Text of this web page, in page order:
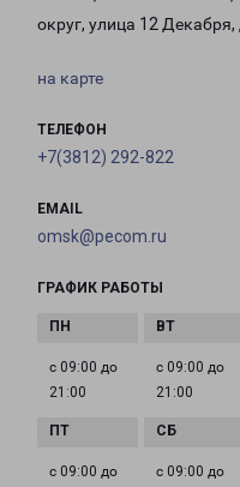
округ, улица 12 Декабря,
на карте
ТЕЛЕФОН
+7(3812) 292-822
EMAIL
omsk@pecom.ru
ГРАФИК РАБОТЫ
с 09:00 до
21:00
с 09:00 до
21:00
с 09:00 до
с 09:00 до